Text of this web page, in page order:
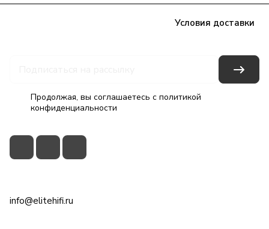
Условия доставки
Продолжая, вы соглашаетесь с политикой
конфиденциальности
info@elitehifi.ru